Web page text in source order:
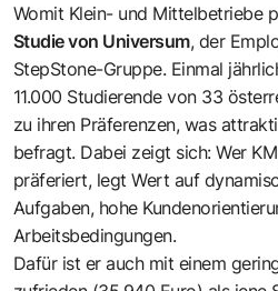
Womit Klein- und Mittelbetriebe
Studie von Universum, der
StepStone-Gruppe. Einmal
11.000 Studierende von 33
zu ihren Präferenzen, was
befragt. Dabei zeigt sich: Wer
präferiert, legt Wert auf
Aufgaben, hohe
Arbeitsbedingungen.
Dafür ist er auch mit einem